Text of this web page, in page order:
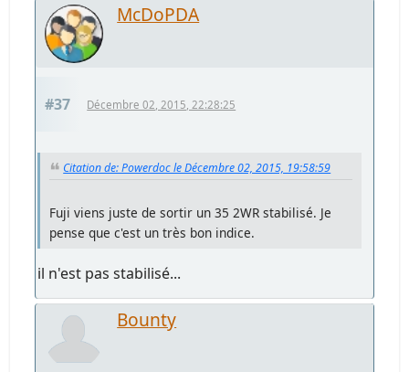
McDoPDA
#37 Décembre 02, 2015, 22:28:25
Citation de: Powerdoc le Décembre 02, 2015, 19:58:59
Fuji viens juste de sortir un 35 2WR stabilisé. Je
pense que c'est un très bon indice.
il n'est pas stabilisé...
Bounty